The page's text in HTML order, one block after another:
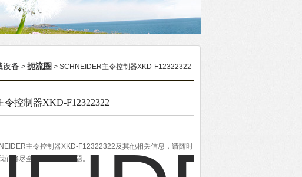
设备 > 扼流圈 > SCHNEIDER主令控制器XKD-F12322322
令控制器XKD-F12322322
主令控制器XKD-F12322322及其他相关信息，请随时
们将尽全力解决您的问题。